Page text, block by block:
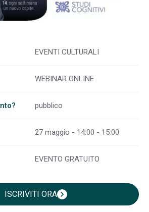
EVENTI CULTURALI
WEBINAR ONLINE
pubblico
27 maggio - 14:00 - 15:00
EVENTO GRATUITO
ISCRIVITI ORAchevron_right